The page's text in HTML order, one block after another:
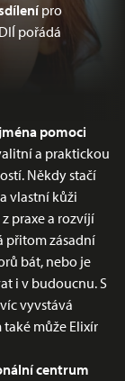
pro
pořádá
pomoci
a praktickou
Někdy stačí
vlastní kůži
praxe a rozvíjí
přitom zásadní
bát, nebo je
i v budoucnu. S
vyvstává
může Elixír
centrum